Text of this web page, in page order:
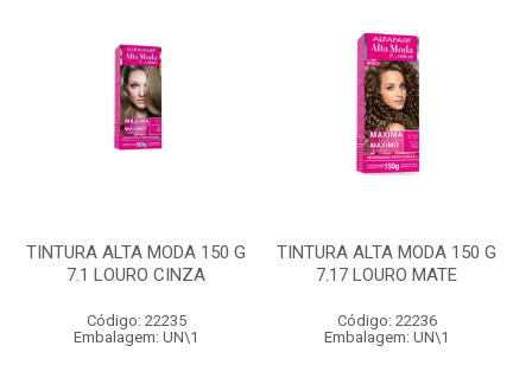
TINTURA ALTA MODA 150 G
7.1 LOURO CINZA
Código: 22235
Embalagem: UN\1
TINTURA ALTA MODA 150 G
7.17 LOURO MATE
Código: 22236
Embalagem: UN\1